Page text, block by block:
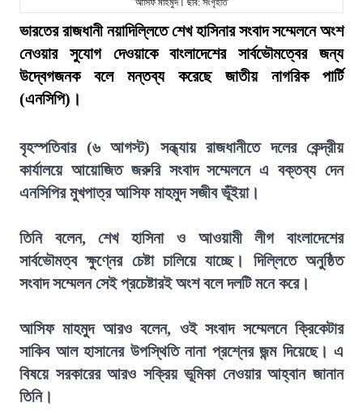
আসিফ মাহমুদ। ছবি: সংগৃহীত
ভারতের রাজধানী নয়াদিল্লিতে শেখ হাসিনার সংবাদ সম্মেলনে অংশ
নেওয়ার সুযোগ দেওয়াকে বাংলাদেশের সার্বভৌমত্বের জন্য
উদ্বেগজনক বলে মন্তব্য করেছে জাতীয় নাগরিক পার্টি
(এনসিপি)।
বৃহস্পতিবার (৬ আগস্ট) সন্ধ্যায় রাজধানীতে দলের কেন্দ্রীয়
কার্যালয়ে আয়োজিত জরুরি সংবাদ সম্মেলনে এ বক্তব্য দেন
এনসিপির মুখপাত্র আসিফ মাহমুদ সজীব ভূঁইয়া।
তিনি বলেন, শেখ হাসিনা ও আওয়ামী লীগ বাংলাদেশের
সার্বভৌমত্ব ক্ষুণ্নের চেষ্টা চালিয়ে যাচ্ছে। দিল্লিতে অনুষ্ঠিত
সংবাদ সম্মেলন সেই প্রচেষ্টারই অংশ বলে দলটি মনে করে।
আসিফ মাহমুদ আরও বলেন, ওই সংবাদ সম্মেলনে ক্রিকেটার
সাকিব আল হাসানের উপস্থিতি নানা প্রশ্নের জন্ম দিয়েছে। এ
বিষয়ে সরকারের আরও সক্রিয় ভূমিকা নেওয়ার আহ্বান জানান
তিনি।